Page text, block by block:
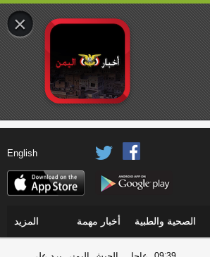
English
الصحية والطبية أخبار مهمة المزيد
×